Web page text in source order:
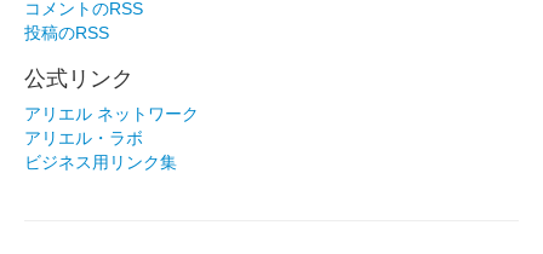
コメントのRSS
投稿のRSS
公式リンク
アリエル ネットワーク
アリエル・ラボ
ビジネス用リンク集